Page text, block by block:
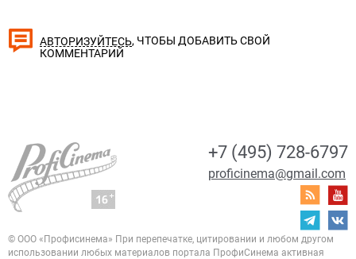
АВТОРИЗУЙТЕСЬ, ЧТОБЫ ДОБАВИТЬ СВОЙ
КОММЕНТАРИЙ
+7 (495) 728-6797
proficinema@gmail.com
© ООО «Профисинема» При перепечатке, цитировании и любом другом
использовании любых материалов портала ПрофиСинема активная